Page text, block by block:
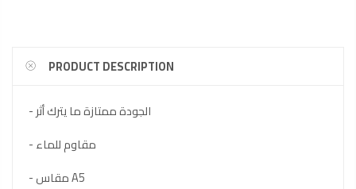
PRODUCT DESCRIPTION
- مقاس A5